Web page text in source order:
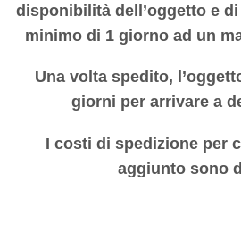
disponibilità dell’oggetto e
minimo di 1 giorno ad un
Una volta spedito,
giorni per arrivare a
I costi di spedizione per
aggiunto sono